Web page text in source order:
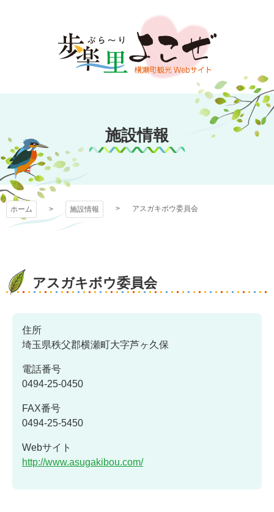
文
キ
プ
歩楽～里（ぶら～
り）よこぜ
施設情報
ホーム 施設情報 アスガキボウ委員会
アスガキボウ委員会
住所
埼玉県秩父郡横瀬町大字芦ヶ久保
電話番号
0494-25-0450
FAX番号
0494-25-5450
Webサイト
http://www.asugakibou.com/